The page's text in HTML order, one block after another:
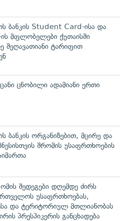
ბანკის Student Card-ისა და
მფლობელები ქუთაისში
შეღავათიანი ტარიფით
ცნობილი ადამიანი ერთი
ბანკის ორგანიზებით, მცირე და
შრომის უსაფრთხოების
შედეგები დღემდე ძირს
უსაფრთხოებას,
და ტერიტორიულ მთლიანობას
პრესპიკერის განცხადება